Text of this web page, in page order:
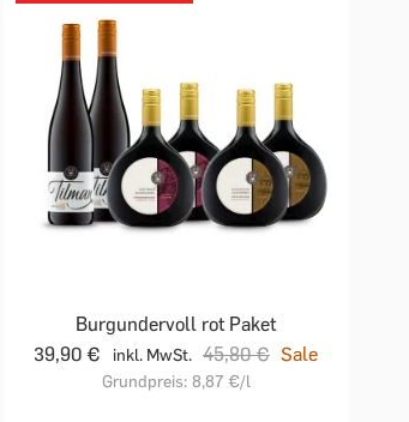
Burgundervoll rot Paket
39,90 €
inkl. MwSt. 45,80 € Sale
Grundpreis: 8,87 €/l